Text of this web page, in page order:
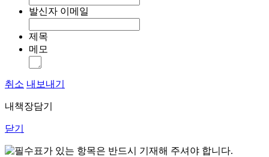
발신자 이메일
제목
메모
취소 내보내기
내책장담기
닫기
표가 있는 항목은 반드시 기재해 주셔야 합니다.